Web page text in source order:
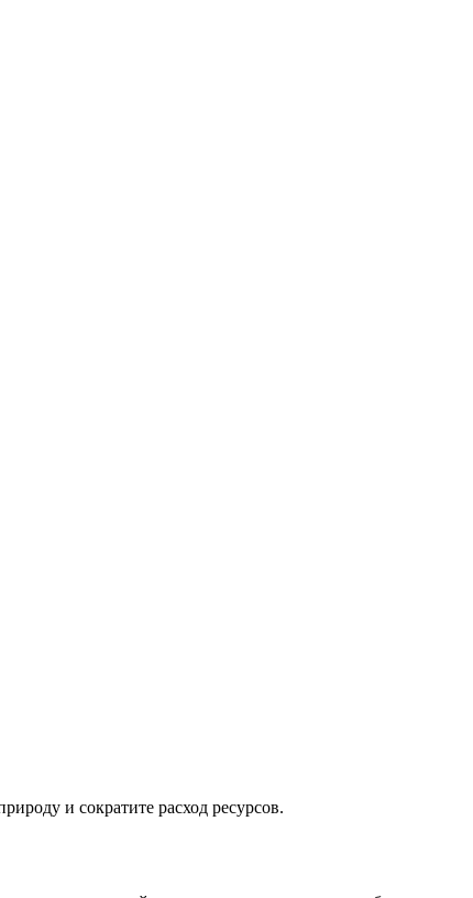
и сократите расход ресурсов.